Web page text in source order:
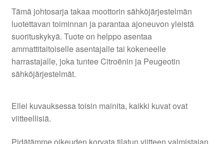
Tämä johtosarja takaa moottorin sähköjärjestelmän
luotettavan toiminnan ja parantaa ajoneuvon yleistä
suorituskykyä. Tuote on helppo asentaa
ammattitaitoiselle asentajalle tai kokeneelle
harrastajalle, joka tuntee Citroënin ja Peugeotin
sähköjärjestelmät.
Ellei kuvauksessa toisin mainita, kaikki kuvat ovat
viitteellisiä.